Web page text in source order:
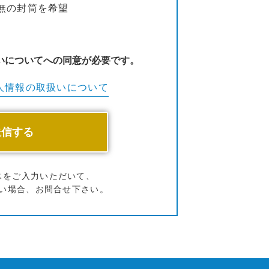
の封筒を希望
ついてへの同意が必要です。
情報の取扱いについて
ご入力いただいて、
場合、お問合せ下さい。